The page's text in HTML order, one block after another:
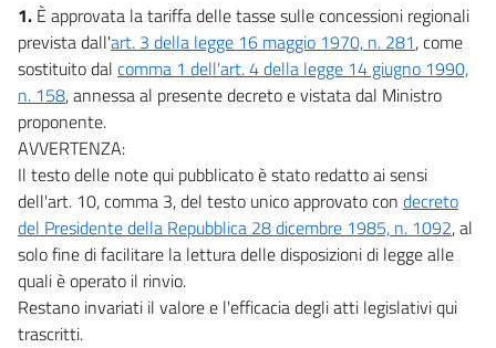
1. È approvata la tariffa delle tasse sulle concessioni regionali
prevista dall'art. 3 della legge 16 maggio 1970, n. 281, come
sostituito dal comma 1 dell'art. 4 della legge 14 giugno 1990,
n. 158, annessa al presente decreto e vistata dal Ministro
proponente.
AVVERTENZA:
Il testo delle note qui pubblicato è stato redatto ai sensi
dell'art. 10, comma 3, del testo unico approvato con decreto
del Presidente della Repubblica 28 dicembre 1985, n. 1092, al
solo fine di facilitare la lettura delle disposizioni di legge alle
quali è operato il rinvio.
Restano invariati il valore e l'efficacia degli atti legislativi qui
trascritti.